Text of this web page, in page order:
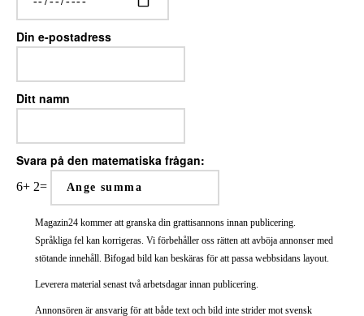
Din e-postadress
Ditt namn
Svara på den matematiska frågan:
6+ 2=
Magazin24 kommer att granska din grattisannons innan publicering.
Språkliga fel kan korrigeras. Vi förbehåller oss rätten att avböja annonser med
stötande innehåll. Bifogad bild kan beskäras för att passa webbsidans layout.
Leverera material senast två arbetsdagar innan publicering.
Annonsören är ansvarig för att både text och bild inte strider mot svensk